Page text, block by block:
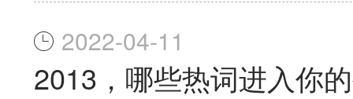
2022-04-11
2013，哪些热词进入你